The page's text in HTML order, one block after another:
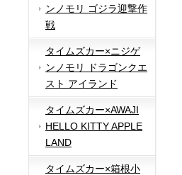
ンノモリ ゴジラ迎撃作
戦
タイムズカー×ニジゲ
ンノモリ ドラゴンクエ
スト アイランド
タイムズカー×AWAJI
HELLO KITTY APPLE
LAND
タイムズカー×箱根小